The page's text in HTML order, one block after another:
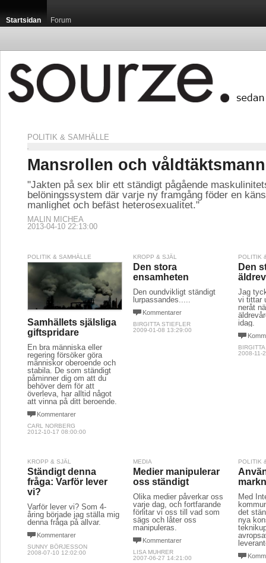
Startsidan Forum
POLITIK & SAMHÄLLE
Mansrollen och
"Jakten på sex blir ett ständigt pågående
belöningssystem där varje ny framgång föder en
manlighet och befäst heterosexualitet."
MALIN MICHEA
2013-04-10 22:13:00
POLITIK & SAMHÄLLE
Samhällets själsliga
giftspridare
En bra människa eller
regering försöker göra
människor oberoende och
stabila. De som ständigt
påminner dig om att du
behöver dem för att
överleva, har alltid något
att vinna på ditt beroende.
Kommentarer
CARL NORBERG
2012-10-17 08:00:00
KROPP & SJÄL
Den stora
ensamheten
Den oundvikligt ständigt
lurpassandes.....
Kommentarer
BIRGITTA STIEFLER
2009-01-08 13:29:00
POLITIK
Den
Jag
vi tittar
neråt
idag.
2008-11-
KROPP & SJÄL
Ständigt denna
fråga: Varför lever
vi?
Varför lever vi? Som 4-
åring började jag ställa mig
denna fråga på allvar.
Kommentarer
SUNNY BÖRJESSON
2008-07-10 12:02:00
MEDIA
Medier manipulerar
oss ständigt
Olika medier påverkar oss
varje dag, och fortfarande
förlitar vi oss till vad som
sägs och låter oss
manipuleras.
Kommentarer
LISA MUHRER
2007-06-27 14:21:00
POLITIK
Med
det
nya